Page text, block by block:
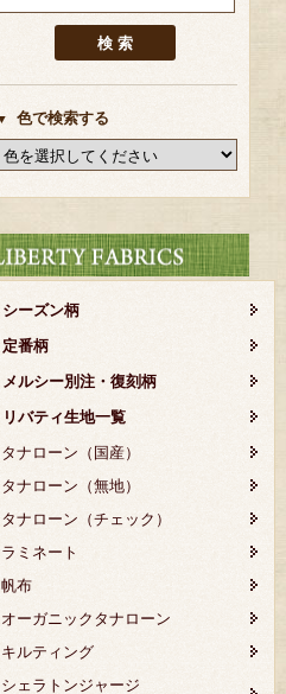
色で検索する
シーズン柄
定番柄
メルシー別注・復刻柄
リバティ生地一覧
タナローン（国産）
タナローン（無地）
タナローン（チェック）
ラミネート
帆布
オーガニックタナローン
キルティング
シェラトンジャージ